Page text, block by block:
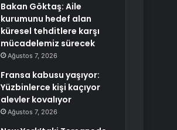
Bakan Göktaş: Aile
kurumunu hedef alan
küresel tehditlere karşı
mücadelemiz sürecek
Ağustos 7, 2026
Fransa kabusu yaşıyor:
Yüzbinlerce kişi kaçıyor
alevler kovalıyor
Ağustos 7, 2026